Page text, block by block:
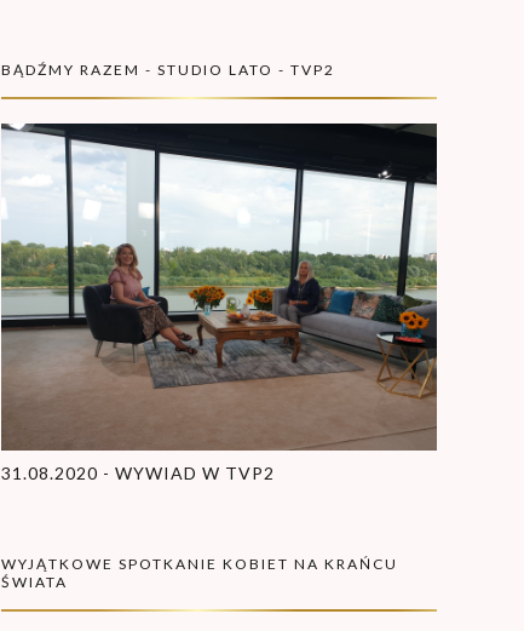
BĄDŹMY RAZEM - STUDIO LATO - TVP2
31.08.2020 - WYWIAD W TVP2
WYJĄTKOWE SPOTKANIE KOBIET NA KRAŃCU
ŚWIATA